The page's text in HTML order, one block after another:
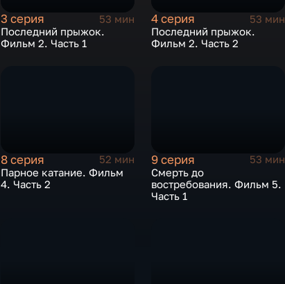
3 серия
53 мин
Последний прыжок.
Фильм 2. Часть 1
4 серия
53 мин
Последний прыжок.
Фильм 2. Часть 2
8 серия
52 мин
Парное катание. Фильм
4. Часть 2
9 серия
53 мин
Смерть до
востребования. Фильм 5.
Часть 1